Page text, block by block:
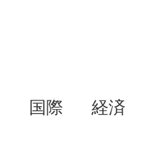
国際 経済